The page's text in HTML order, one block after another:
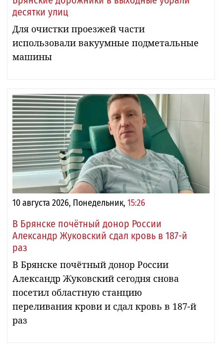
десятки улиц
Для очистки проезжей части
использовали вакуумные подметальные
машины
10 августа 2026, Понедельник, 15:26
В Брянске почётный донор России
Александр Жуковский сдал кровь в 187-й
раз
В Брянске почётный донор России
Александр Жуковский сегодня снова
посетил областную станцию
переливания крови и сдал кровь в 187-й
раз